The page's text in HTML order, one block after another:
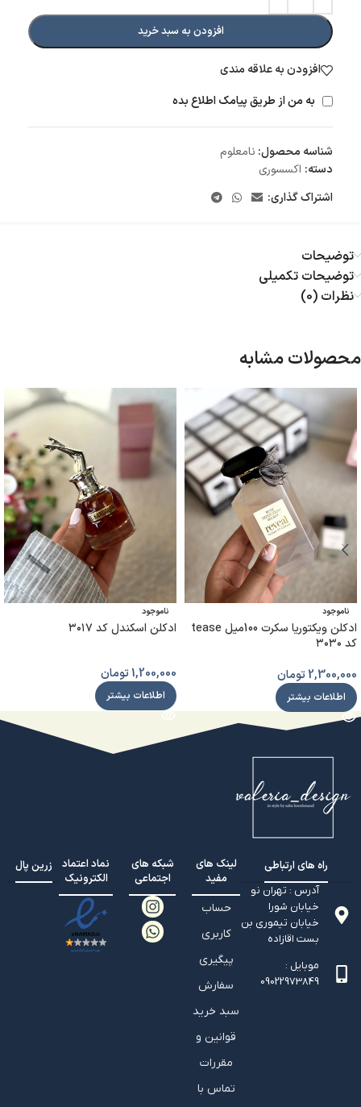
افزودن به سبد خرید
افزودن به علاقه مندی
به من از طریق پیامک اطلاع بده
شناسه محصول: نامعلوم
دسته: اکسسوری
اشتراک گذاری:
توضیحات
توضیحات تکمیلی
نظرات (0)
محصولات مشابه
ناموجود
ادکلن ویکتوریا سکرت 100میل tease
کد ۳۰۳۰
2,300,000تومان
اطلاعات بیشتر
ناموجود
ادکلن اسکندل کد ۳۰۱۷
1,200,000تومان
اطلاعات بیشتر
راه های ارتباطی
آدرس : تهران نو
خیابان شورا
خیابان تيموري بن
بست اقازاده
موبایل :
09022973849
لینک های
مفید
حساب
کاربری
پیگیری
سفارش
سبد خرید
قوانین و
مقررات
تماس با
شبکه های
اجتماعی
نماد اعتماد
الکترونیک
زرین پال